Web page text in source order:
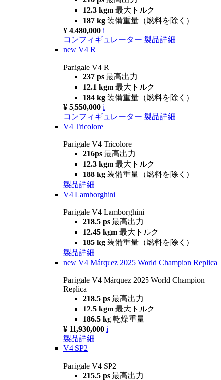
12.3 kgm 最大トルク
187 kg 装備重量（燃料を除く）
¥ 4,480,000 i
コンフィギュレーター 製品詳細
new V4 R
Panigale V4 R
237 ps 最高出力
12.1 kgm 最大トルク
184 kg 装備重量（燃料を除く）
¥ 5,550,000 i
コンフィギュレーター 製品詳細
V4 Tricolore
Panigale V4 Tricolore
216ps 最高出力
12.3 kgm 最大トルク
188 kg 装備重量（燃料を除く）
製品詳細
V4 Lamborghini
Panigale V4 Lamborghini
218.5 ps 最高出力
12.45 kgm 最大トルク
185 kg 装備重量（燃料を除く）
製品詳細
new V4 Márquez 2025 World Champion Replica
Panigale V4 Márquez 2025 World Champion
Replica
218.5 ps 最高出力
12.5 kgm 最大トルク
186.5 kg 乾燥重量
¥ 11,930,000 i
製品詳細
V4 SP2
Panigale V4 SP2
215.5 ps 最高出力